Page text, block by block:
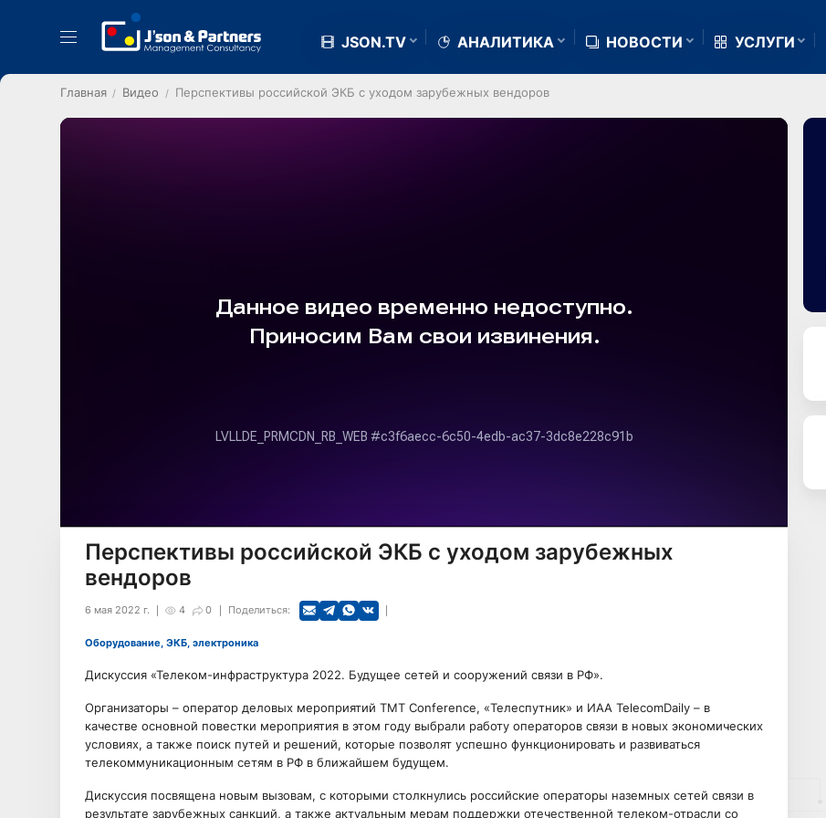
JSON.TV АНАЛИТИКА НОВОСТИ УСЛУГИ
Главная Видео Перспективы российской ЭКБ с уходом зарубежных вендоров
Перспективы российской ЭКБ с уходом зарубежных
вендоров
4 0
6 мая 2022 г. Поделиться:
Оборудование, ЭКБ, электроника
Дискуссия «Телеком-инфраструктура 2022. Будущее сетей и сооружений связи в РФ».
Организаторы – оператор деловых мероприятий TMT Conference, «Телеспутник» и ИАА TelecomDaily – в
качестве основной повестки мероприятия в этом году выбрали работу операторов связи в новых экономических
условиях, а также поиск путей и решений, которые позволят успешно функционировать и развиваться
телекоммуникационным сетям в РФ в ближайшем будущем.
Дискуссия посвящена новым вызовам, с которыми столкнулись российские операторы наземных сетей связи в
результате зарубежных санкций, а также актуальным мерам поддержки отечественной телеком-отрасли со